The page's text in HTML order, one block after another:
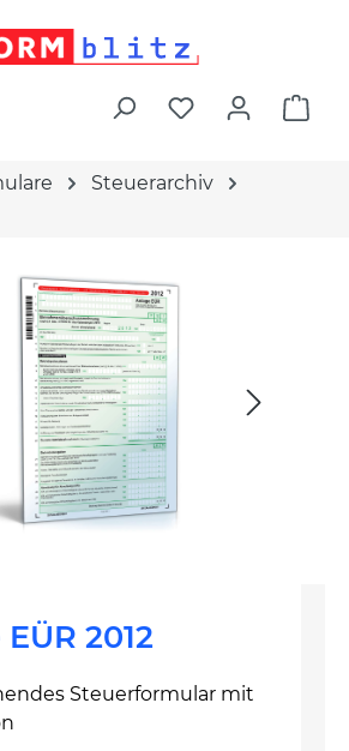
Steuerarchiv
2012
Steuerformular mit